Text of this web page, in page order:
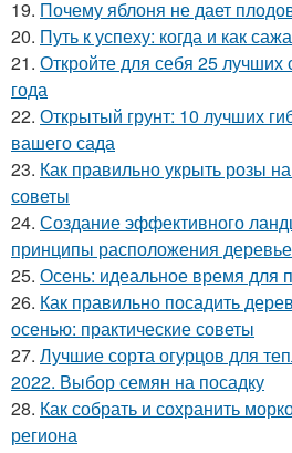
19. Почему яблоня не дает
20. Путь к успеху: когда и как
21. Откройте для себя 25 лучших
года
22. Открытый грунт: 10 лучших
вашего сада
23. Как правильно укрыть розы
советы
24. Создание эффективного
принципы расположения
25. Осень: идеальное время для
26. Как правильно посадить
осенью: практические советы
27. Лучшие сорта огурцов для
2022. Выбор семян на посадку
28. Как собрать и сохранить
региона